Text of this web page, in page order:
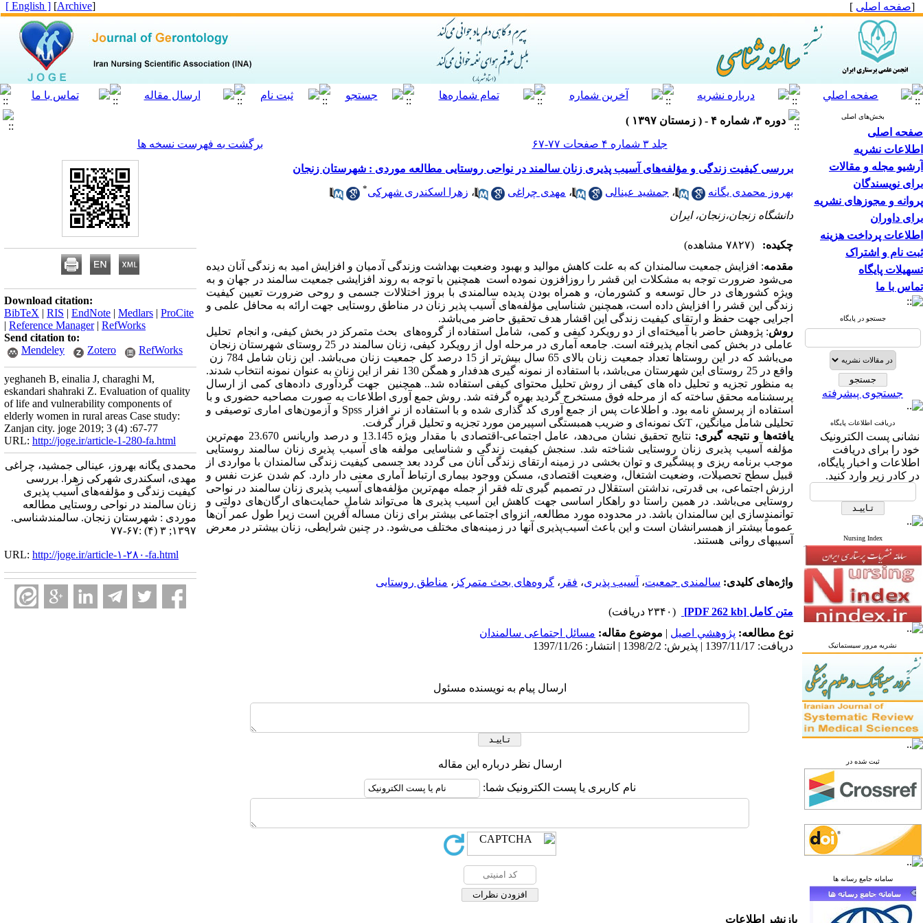
[صفحه اصلی ]
[
Archive
]
[ English ]
بخش‌های اصلی
صفحه اصلی
اطلاعات نشریه
آرشیو مجله و مقالات
برای نویسندگان
پروانه و مجوزهای نشریه
برای داوران
اطلاعات پرداخت هزینه
ثبت نام و اشتراک
تسهیلات پایگاه
تماس با ما
جستجو در پایگاه
جستجوی پیشرفته
دریافت اطلاعات پایگاه
نشانی پست الکترونیک
خود را برای دریافت
اطلاعات و اخبار پایگاه،
در کادر زیر وارد کنید.
Nursing Index
نشریه مرور سیستماتیک
ثبت شده در
سامانه جامع رسانه ها
دوره ۳، شماره ۴ - ( زمستان ۱۳۹۷ )
جلد ۳ شماره ۴ صفحات ۷۷-۶۷
برگشت به فهرست نسخه ها
بررسی کیفیت زندگی و مؤلفه‌های آسیب پذیری زنان سالمند در نواحی روستایی مطالعه موردی : شهرستان زنجان
بهروز محمدی یگانه ، جمشید عینالی ، مهدی چراغی ، زهرا اسکندری شهرکی*
دانشگاه زنجان،زنجان، ایران
چکیده:
(۷۸۲۷ مشاهده)
مقدمه: افزایش جمعیت سالمندان که به علت کاهش موالید و بهبود وضعیت بهداشت وزندگی آدمیان و افزایش امید به زندگی آنان دیده
می‌شود ضرورت توجه به مشکلات این قشر را روزافزون نموده است همچنین با توجه به روند افزایشی جمعیت سالمند در جهان و به
ویژه کشورهای در حال توسعه و کشورمان، و همراه بودن پدیده سالمندی با بروز اختلالات جسمی و روحی ضرورت تعیین کیفیت
زندگی این قشر را افزایش داده است، همچنین شناسایی مؤلفه‌های آسیب پذیر زنان در مناطق روستایی جهت ارائه به محافل علمی و
اجرایی جهت حفظ و ارتقای کیفیت زندگی این اقشار هدف تحقیق حاضر می‌باشد.
روش: پژوهش حاضر با آمیخته‌ای از دو رویکرد کیفی و کمی، شامل استفاده از گروه‌های بحث متمرکز در بخش کیفی، و انجام تحلیل
عاملی در بخش کمی انجام پذیرفته است.
جامعه آماری در مرحله اول از رویکرد کیفی، زنان سالمند در 25 روستای شهرستان زنجان
می‌باشد که در این روستاها تعداد جمعیت زنان بالای 65 سال بیش‌تر از 15 درصد کل جمعیت زنان می‌باشد. این زنان شامل 784 زن
واقع در 25 روستای این شهرستان می‌باشد، با استفاده از نمونه گیری هدفدار و همگن 130 نفر از این زنان به عنوان نمونه انتخاب شدند
.
به منظور تجزیه و تحلیل داه های کیفی از روش تحلیل محتوای کیفی استفاده شد..همچنین جهت گردآوری داده‌های کمی از ارسال
پرسشنامه محقق ساخته که از مرحله فوق مستخرج گردید بهره گرفته شد. روش جمع آوری اطلاعات به صورت مصاحبه حضوری و با
استفاده از پرسش نامه بود. و اطلاعات پس از جمع آوری کد گذاری شده و با استفاده از نر افزار Spss و آزمون‌های اماری توصیفی و
تحلیلی شامل میانگین، Tتک نمونه‌ای و ضریب همبستگی اسپیرمن مورد تجزیه و تحلیل قرار گرفت.
یافته‌ها و نتیجه گیری:
نتایج تحقیق نشان می‌دهد، عامل اجتماعی-اقتصادی با مقدار ویژه 13.145 و درصد واریانس 23.670 مهم‌ترین
مؤلفه آسیب پذیری زنان روستایی شناخته شد. سنجش کیفیت زندگی و شناسایی مولفه های آسیب پذیری زنان سالمند روستایی
موجب برنامه ریزی و پیشگیری و توان بخشی در زمینه ارتقای زندگی آنان می گردد بعد جسمی کیفیت زندگی سالمندان با مواردی از
قبیل سطح تحصیلات، وضعیت اشتغال، وضعیت اقتصادی، مسکن ووجود بیماری ارتباط آماری معنی دار دارد. کم شدن عزت نفس و
ارزش اجتماعی، بی قدرتی، نداشتن استقلال در تصمیم گیری تله فقر از جمله مهم‌ترین مؤلفه‌های آسیب پذیری زنان سالمند در نواحی
روستایی می‌باشد. در همین راستا دو راهکار اساسی جهت کاهش این آسیب پذیری ها می‌تواند شامل حمایت‌های ارگان‌های دولتی و
توانمندسازی این سالمندان باشد. در محدوده مورد مطالعه، انزوای اجتماعی بیشتر برای زنان مساله آفرین است زیرا طول عمر آن‌ها
عموماً بیشتر از همسرانشان است و این باعث آسیب‌پذیری آنها در زمینه‌های مختلف می‌شود. در چنین شرایطی، زنان بیشتر در معرض
آسیبهای روانی هستند.
واژه‌های کلیدی: سالمندی جمعیت، آسیب پذیری، فقر ، گروه‌های بحث متمرکز ، مناطق روستایی
متن کامل [PDF 262 kb]
(۲۳۴۰ دریافت)
نوع مطالعه: پژوهشي اصیل | موضوع مقاله: مسائل اجتماعی سالمندان
دریافت: 1397/11/17 | پذیرش: 1398/2/2 | انتشار: 1397/11/26
ارسال پیام به نویسنده مسئول
ارسال نظر درباره این مقاله
نام کاربری یا پست الکترونیک شما:
Download citation:
BibTeX | RIS | EndNote | Medlars | ProCite
| Reference Manager| RefWorks
Send citation to:
Mendeley
Zotero RefWorks
yeghaneh B, einalia J, charaghi M,
eskandari shahraki Z. Evaluation of quality
of life and vulnerability components of
elderly women in rural areas Case study:
Zanjan city. joge 2019; 3 (4) :67-77
URL: http://joge.ir/article-1-280-fa.html
محمدی یگانه بهروز، عینالی جمشید، چراغی
مهدی، اسکندری شهرکی زهرا. بررسی
کیفیت زندگی و مؤلفه‌های آسیب پذیری
زنان سالمند در نواحی روستایی مطالعه
موردی : شهرستان زنجان. سالمندشناسی.
۱۳۹۷; ۳ (۴) :۶۷-۷۷
URL: http://joge.ir/article-۱-۲۸۰-fa.html
بازنشر اطلاعات